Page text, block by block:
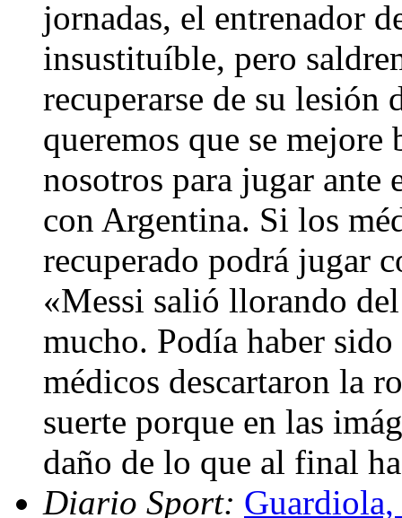
jornadas, el entrenador
insustituíble, pero
recuperarse de su
queremos que se
nosotros para jugar
con Argentina. Si los
recuperado podrá jugar
«Messi salió llorando
mucho. Podía haber
médicos descartaron la
suerte porque en las
daño de lo que al final
Diario Sport: